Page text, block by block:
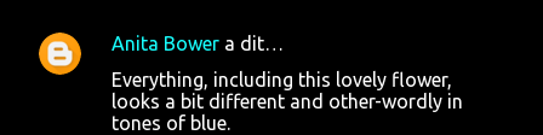
Anita Bower a dit…
Everything, including this lovely flower,
looks a bit different and other-wordly in
tones of blue.